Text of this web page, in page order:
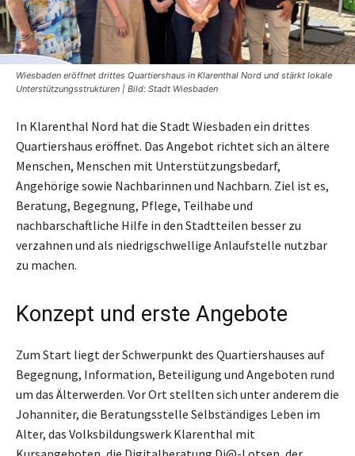
Wiesbaden eröffnet drittes Quartiershaus in Klarenthal Nord und stärkt lokale
Unterstützungsstrukturen | Bild: Stadt Wiesbaden
In Klarenthal Nord hat die Stadt Wiesbaden ein drittes
Quartiershaus eröffnet. Das Angebot richtet sich an ältere
Menschen, Menschen mit Unterstützungsbedarf,
Angehörige sowie Nachbarinnen und Nachbarn. Ziel ist es,
Beratung, Begegnung, Pflege, Teilhabe und
nachbarschaftliche Hilfe in den Stadtteilen besser zu
verzahnen und als niedrigschwellige Anlaufstelle nutzbar
zu machen.
Konzept und erste Angebote
Zum Start liegt der Schwerpunkt des Quartiershauses auf
Begegnung, Information, Beteiligung und Angeboten rund
um das Älterwerden. Vor Ort stellten sich unter anderem die
Johanniter, die Beratungsstelle Selbständiges Leben im
Alter, das Volksbildungswerk Klarenthal mit